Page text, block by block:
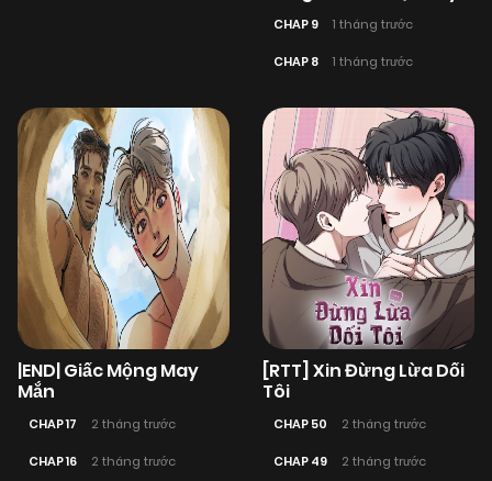
CHAP 9 1 tháng trước
CHAP 8 1 tháng trước
|END| Giấc Mộng May
Mắn
CHAP 17 2 tháng trước
CHAP 16 2 tháng trước
[RTT] Xin Đừng Lừa Dối
Tôi
CHAP 50 2 tháng trước
CHAP 49 2 tháng trước